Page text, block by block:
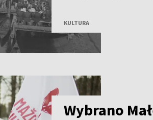
KULTURA
Wybrano